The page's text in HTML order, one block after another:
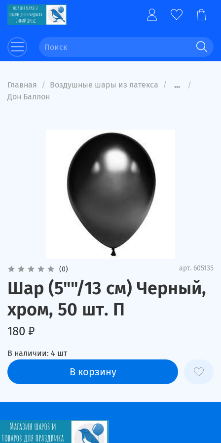
Главная Воздушные шары из латекса
...
Дон Баллон
(0) арт. 605135
Шар (5""/13 см) Черный,
хром, 50 шт. П
180 ₽
В наличии: 4 шт
В корзину